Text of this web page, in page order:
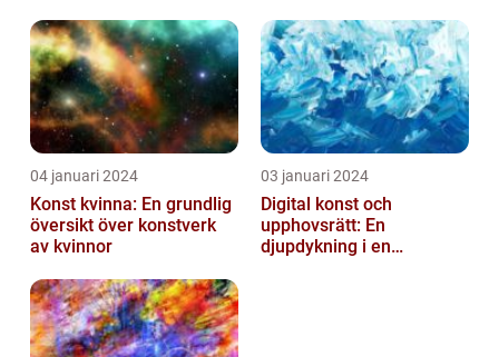
04 januari 2024
Konst kvinna: En grundlig
översikt över konstverk
av kvinnor
03 januari 2024
Digital konst och
upphovsrätt: En
djupdykning i en